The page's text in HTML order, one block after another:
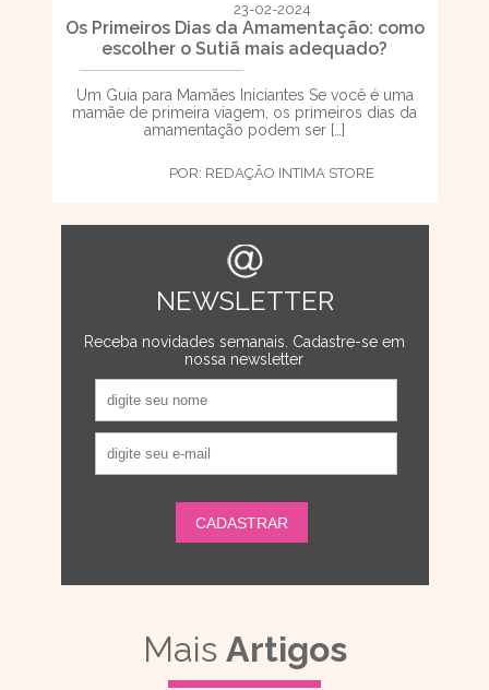
23-02-2024
Os Primeiros Dias da Amamentação: como
escolher o Sutiã mais adequado?
Um Guia para Mamães Iniciantes Se você é uma
mamãe de primeira viagem, os primeiros dias da
amamentação podem ser […]
POR: REDAÇÃO INTIMA STORE
NEWSLETTER
Receba novidades semanais. Cadastre-se em
nossa newsletter
Mais Artigos